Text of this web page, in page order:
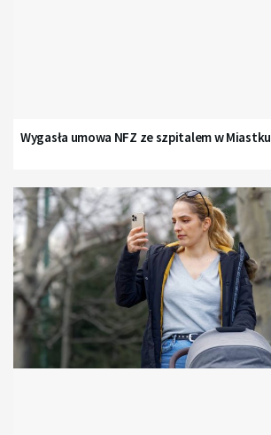
Wygasła umowa NFZ ze szpitalem w Miastku